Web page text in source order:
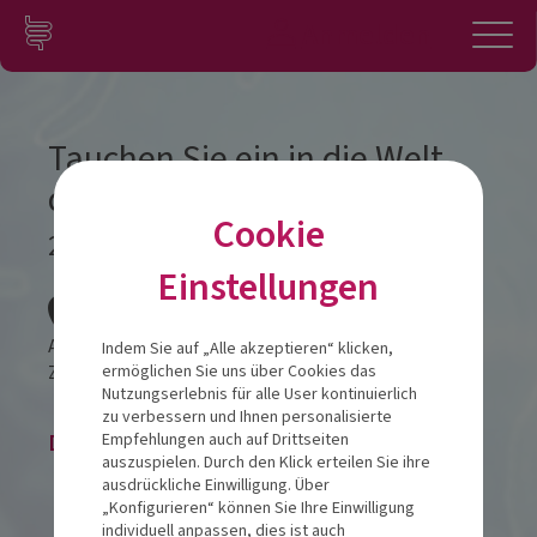
Zum Inhalt springen
Konto
Tauchen Sie ein in die Welt
der Papaya
28.11.2024
Arthotel Herrsching Andechser Hof
Zum Landungssteg 1 82211Herrsching
Die Veranstaltung ist beendet.
Cookie
Einstellungen
Indem Sie auf „Alle akzeptieren“ klicken,
ermöglichen Sie uns über Cookies das
Nutzungserlebnis für alle User kontinuierlich
zu verbessern und Ihnen personalisierte
Empfehlungen auch auf Drittseiten
auszuspielen. Durch den Klick erteilen Sie ihre
ausdrückliche Einwilligung. Über
„Konfigurieren“ können Sie Ihre Einwilligung
individuell anpassen, dies ist auch